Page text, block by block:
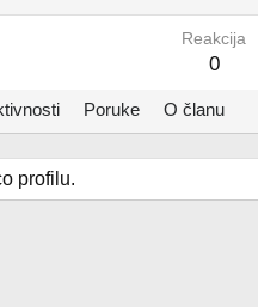
Reakcija
0
Poruke O članu
profilu.